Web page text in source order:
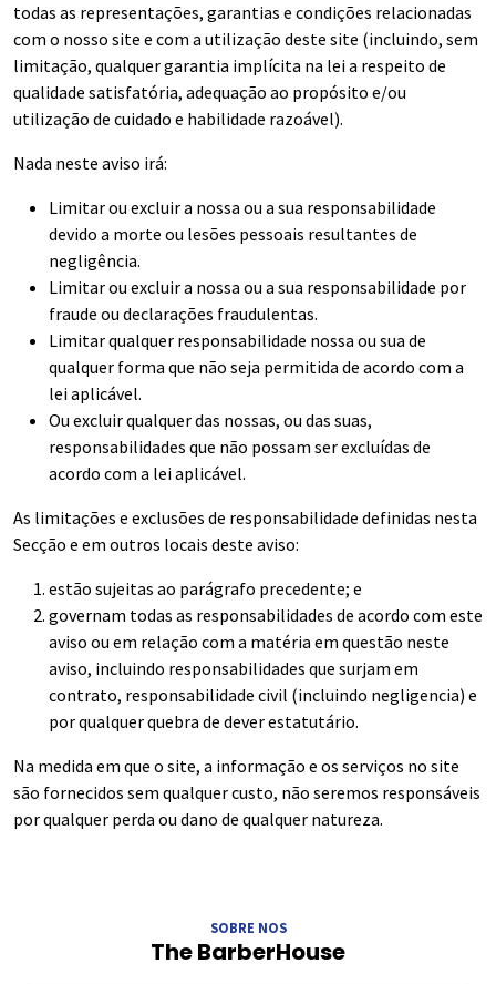
todas as representações, garantias e condições relacionadas
com o nosso site e com a utilização deste site (incluindo, sem
limitação, qualquer garantia implícita na lei a respeito de
qualidade satisfatória, adequação ao propósito e/ou
utilização de cuidado e habilidade razoável).
Nada neste aviso irá:
Limitar ou excluir a nossa ou a sua responsabilidade
devido a morte ou lesões pessoais resultantes de
negligência.
Limitar ou excluir a nossa ou a sua responsabilidade por
fraude ou declarações fraudulentas.
Limitar qualquer responsabilidade nossa ou sua de
qualquer forma que não seja permitida de acordo com a
lei aplicável.
Ou excluir qualquer das nossas, ou das suas,
responsabilidades que não possam ser excluídas de
acordo com a lei aplicável.
As limitações e exclusões de responsabilidade definidas nesta
Secção e em outros locais deste aviso:
estão sujeitas ao parágrafo precedente; e
governam todas as responsabilidades de acordo com este
aviso ou em relação com a matéria em questão neste
aviso, incluindo responsabilidades que surjam em
contrato, responsabilidade civil (incluindo negligencia) e
por qualquer quebra de dever estatutário.
Na medida em que o site, a informação e os serviços no site
são fornecidos sem qualquer custo, não seremos responsáveis
por qualquer perda ou dano de qualquer natureza.
SOBRE NOS
The BarberHouse